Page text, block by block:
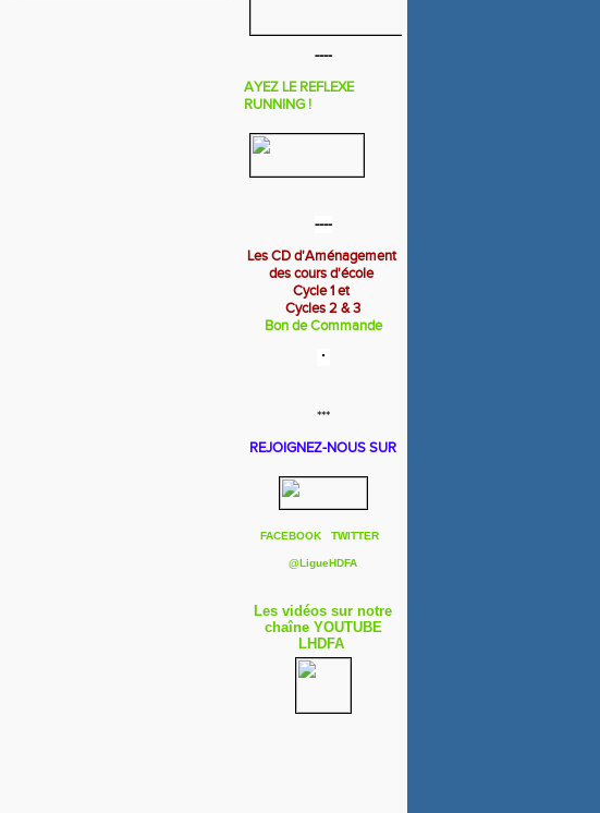
----
AYEZ LE REFLEXE
RUNNING !
----
Les CD d'Aménagement
des cours d'école
Cycle 1 et
Cycles 2 & 3
Bon de Commande
***
REJOIGNEZ-NOUS SUR
FACEBOOK TWITTER
@LigueHDFA
Les vidéos sur notre
chaîne YOUTUBE
LHDFA